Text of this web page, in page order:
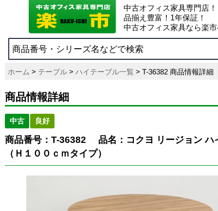
中古オフィス家具専門店！
品揃え豊富！1年保証！
中古オフィス家具なら楽
ホーム > テーブル > ハイテーブル一覧 > T-36382 商品情報詳細
商品情報詳細
中古 良好
商品番号：T-36382
品名：コクヨ リージョン ハ
（Ｈ１００ｃｍタイプ）